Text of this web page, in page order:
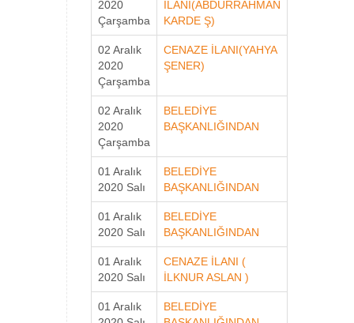
2020
Çarşamba
İLANI(ABDURRAHMAN
KARDE Ş)
02 Aralık
2020
Çarşamba
CENAZE İLANI(YAHYA
ŞENER)
02 Aralık
2020
Çarşamba
BELEDİYE
BAŞKANLIĞINDAN
01 Aralık
2020 Salı
BELEDİYE
BAŞKANLIĞINDAN
01 Aralık
2020 Salı
BELEDİYE
BAŞKANLIĞINDAN
01 Aralık
2020 Salı
CENAZE İLANI (
İLKNUR ASLAN )
01 Aralık
BELEDİYE